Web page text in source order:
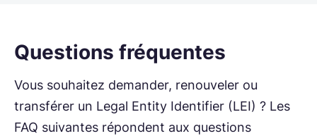
Questions fréquentes
Vous souhaitez demander, renouveler ou
transférer un Legal Entity Identifier (LEI) ? Les
FAQ suivantes répondent aux questions